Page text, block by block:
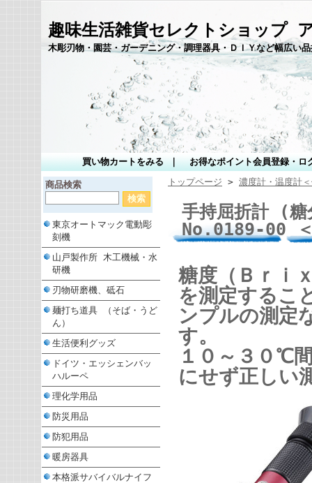
趣味生活雑貨セレクトショップ
木彫刃物・園芸・ガーデニング・調理器具・ＤＩＹなど幅広い
買い物カートをみる お得なポイント会員登録・ロ
商品検索
東京オートマック電動彫
刻機
山戸製作所 木工機械・水
研機
刃物研磨機、砥石
麺打ち道具 （そば・うど
ん）
生活便利グッズ
ドイツ・エッシェンバッ
ハルーペ
理化学用品
防災用品
防犯用品
暖房器具
本格派サバイバルナイフ
トップページ > 濃度計・温度計
手持屈折計 (糖
No.0189-00 ＜
糖度（Ｂｒｉ
を測定するこ
ンプルの測定
す。
１０～３０℃
にせず正しい